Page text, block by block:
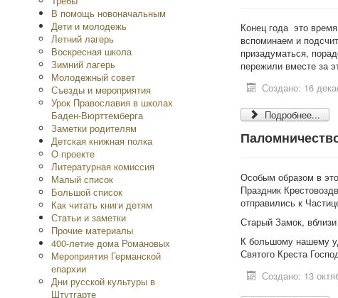
В помощь новоначальным
Дети и молодежь
Летний лагерь
Воскресная школа
Зимний лагерь
Молодежный совет
Съезды и мероприятия
Урок Православия в школах
Баден-Вюрттемберга
Заметки родителям
Детская книжная полка
O проекте
Литературная комиссия
Малый список
Большой список
Как читать книги детям
Статьи и заметки
Прочие материалы
400-летие дома Романовых
Мероприятия Германской
епархии
Дни русской культуры в
Штутгарте
Конец года это
вспоминаем и
призадуматься,
пережили вместе за
Создано: 16
Подробнее...
Особым образом в
Праздник
отправились к
Старый Замок,
К большому нашему
Святого Креста
Создано: 13